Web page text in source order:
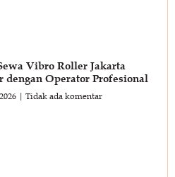
Vibro Roller Jakarta
dengan Operator Profesional
Tidak ada komentar